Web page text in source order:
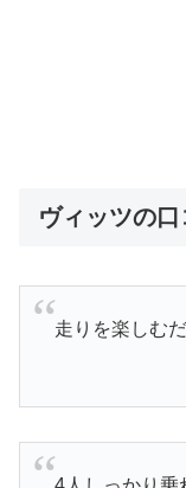
ヴィッツの口
走りを楽しむ